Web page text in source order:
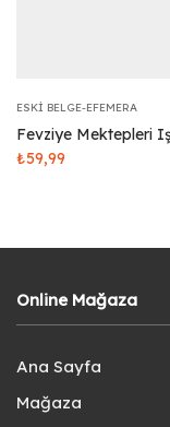
ESKI BELGE-EFEMERA
Fevziye Mektepleri
₺59,99
Online Mağaza
Ana Sayfa
Mağaza